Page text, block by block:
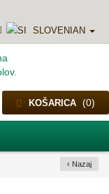
SLOVENIAN
KOŠARICA (0)
‹ Nazaj